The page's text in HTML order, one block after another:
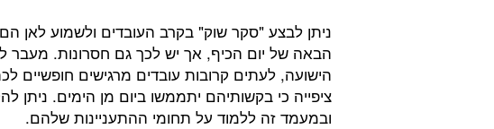
ניתן לבצע "סקר שוק" בקרב העובדים ולשמוע לאן
הבאה של יום הכיף, אך יש לכך גם חסרונות.
הישועה, לעתים קרובות עובדים מרגישים חופשיים
ציפייה כי בקשותיהם יתממשו ביום מן הימים. ניתן
ובמעמד זה ללמוד על תחומי ההתעניינות שלהם.